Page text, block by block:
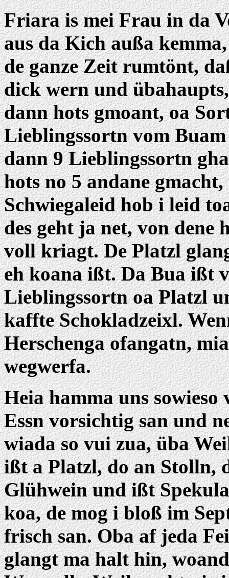
Friara is mei Frau in da
aus da Kich außa
de ganze Zeit rumtönt,
dick wern und
dann hots gmoant, oa
Lieblingssortn vom
dann 9 Lieblingssortn
hots no 5 andane
Schwiegaleid hob i leid
des geht ja net, von dene
voll kriagt. De Platzl
eh koana ißt. Da Bua ißt
Lieblingssortn oa Platzl
kaffte Schokladzeixl.
Herschenga ofangatn,
wegwerfa.
Heia hamma uns
Essn vorsichtig san und
wiada so vui zua, üba
ißt a Platzl, do an Stolln,
Glühwein und ißt
koa, de mog i bloß im
frisch san. Oba af jeda
glangt ma halt hin,